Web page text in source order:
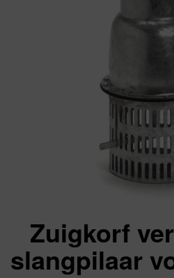
Zuigkorf
slangpilaar